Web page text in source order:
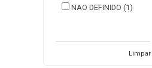
NAO DEFINIDO (1)
Limpar